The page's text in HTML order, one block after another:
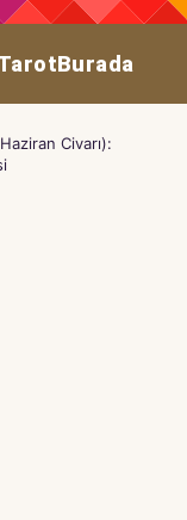
Civarı):